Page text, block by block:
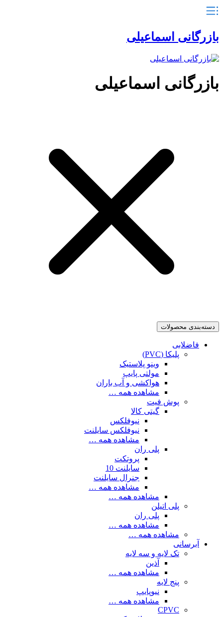
بازرگانی اسماعیلی
بازرگانی اسماعیلی
دسته‌بندی محصولات
فاضلابی
پلیکا (PVC)
وینو پلاستیک
مولتی پایپ
هواکشی و آب باران
مشاهده همه …
پوش فیت
گیتی کالا
نیوفلکس
نیوفلکس سایلنت
مشاهده همه …
پلی ران
پروتکت
سایلنت 10
جنرال سایلنت
مشاهده همه …
مشاهده همه …
پلی اتیلن
پلی ران
مشاهده همه …
مشاهده همه …
آبرسانی
تک لایه و سه لایه
آذین
مشاهده همه …
پنج لایه
نیوپایپ
مشاهده همه …
CPVC